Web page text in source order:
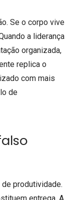
Se o corpo vive
a liderança
organizada,
replica o
com mais
de
produtividade.